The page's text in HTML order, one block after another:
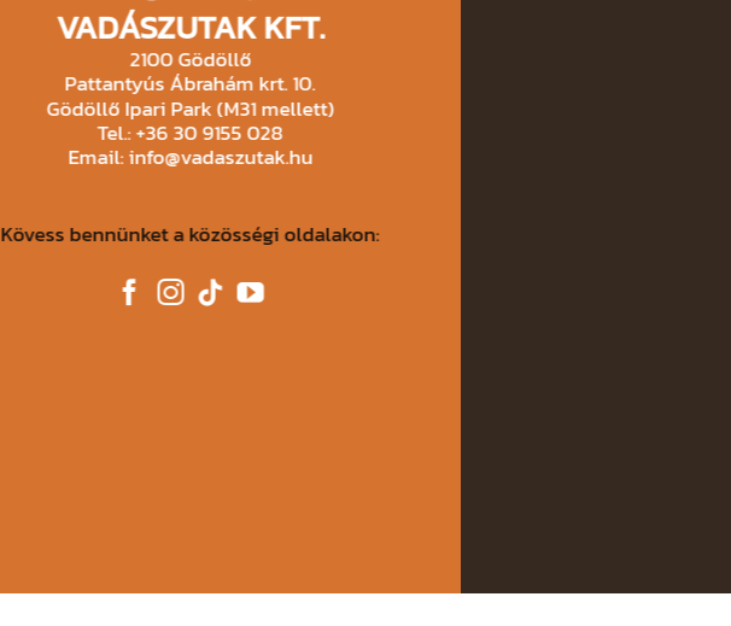
VADÁSZUTAK KFT.
2100 Gödöllő
Pattantyús Ábrahám krt. 10.
Gödöllő Ipari Park (M31 mellett)
Tel.: +36 30 9155 028
Email: info@vadaszutak.hu
Kövess bennünket a közösségi oldalakon: